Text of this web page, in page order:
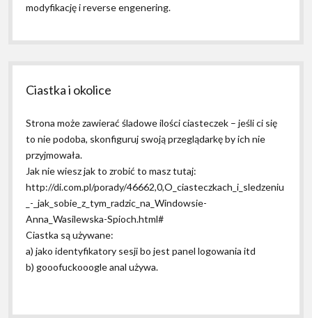
modyfikację i reverse engenering.
Ciastka i okolice
Strona może zawierać śladowe ilości ciasteczek – jeśli ci się
to nie podoba, skonfiguruj swoją przeglądarkę by ich nie
przyjmowała.
Jak nie wiesz jak to zrobić to masz tutaj:
http://di.com.pl/porady/46662,0,O_ciasteczkach_i_sledzeniu
_-_jak_sobie_z_tym_radzic_na_Windowsie-
Anna_Wasilewska-Spioch.html#
Ciastka są używane:
a) jako identyfikatory sesji bo jest panel logowania itd
b) gooofuckooogle anal używa.